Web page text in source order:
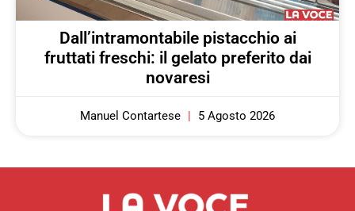
Dall’intramontabile pistacchio ai
fruttati freschi: il gelato preferito dai
novaresi
Manuel Contartese 5 Agosto 2026